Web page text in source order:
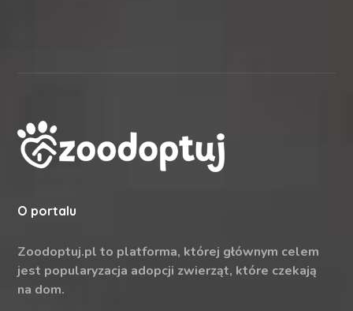
O portalu
Zoodoptuj.pl to platforma, której głównym celem
jest popularyzacja adopcji zwierząt, które czekają
na dom.